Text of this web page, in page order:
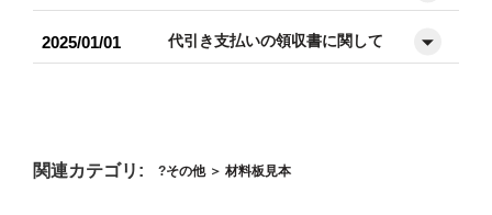
2025/01/01 代引き支払いの領収書に関して
関連カテゴリ: その他 ＞ 材料板見本